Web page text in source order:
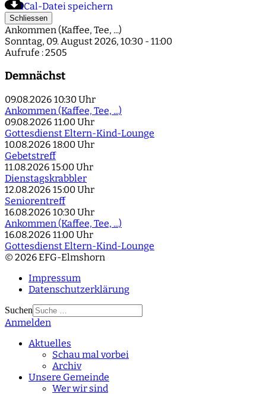
iCal-Datei speichern
Schliessen
Ankommen (Kaffee, Tee, ...)
Sonntag, 09. August 2026, 10:30 - 11:00
Aufrufe : 2505
Demnächst
09.08.2026 10:30 Uhr
Ankommen (Kaffee, Tee, ...)
09.08.2026 11:00 Uhr
Gottesdienst Eltern-Kind-Lounge
10.08.2026 18:00 Uhr
Gebetstreff
11.08.2026 15:00 Uhr
Dienstagskrabbler
12.08.2026 15:00 Uhr
Seniorentreff
16.08.2026 10:30 Uhr
Ankommen (Kaffee, Tee, ...)
16.08.2026 11:00 Uhr
Gottesdienst Eltern-Kind-Lounge
© 2026 EFG-Elmshorn
Impressum
Datenschutzerklärung
Suchen
Type 2 or more
Anmelden
Aktuelles
Schau mal vorbei
Archiv
Unsere Gemeinde
Wer wir sind